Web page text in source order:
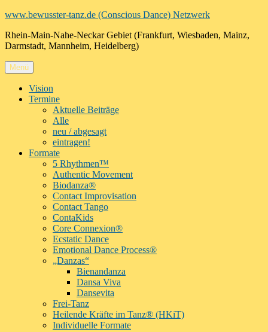
Zum
springen
www.bewusster-tanz.de (Conscious Dance) Netzwerk
Rhein-Main-Nahe-Neckar Gebiet (Frankfurt, Wiesbaden, Mainz,
Darmstadt, Mannheim, Heidelberg)
Menü
Vision
Termine
Aktuelle Beiträge
Alle
neu / abgesagt
eintragen!
Formate
5 Rhythmen™
Authentic Movement
Biodanza®
Contact Improvisation
Contact Tango
ContaKids
Core Connexion®
Ecstatic Dance
Emotional Dance Process®
„Danzas“
Bienandanza
Dansa Viva
Dansevita
Frei-Tanz
Heilende Kräfte im Tanz® (HKiT)
Individuelle Formate